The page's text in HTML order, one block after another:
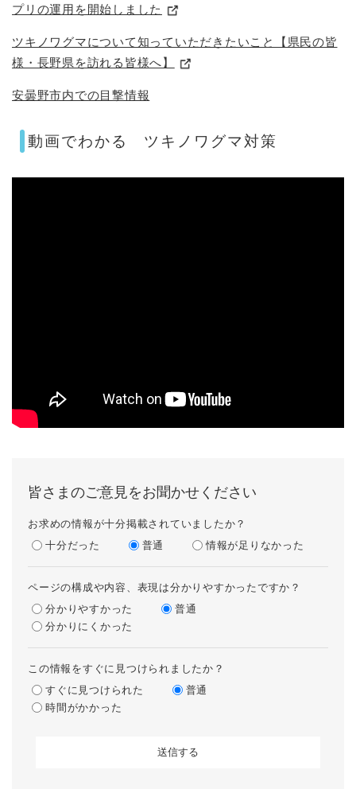
プリの運用を開始しました
ツキノワグマについて知っていただきたいこと【県民の皆
様・長野県を訪れる皆様へ】
安曇野市内での目撃情報
動画でわかる ツキノワグマ対策
皆さまのご意見をお聞かせください
お求めの情報が十分掲載されていましたか？
十分だった
普通 情報が足りなかった
ページの構成や内容、表現は分かりやすかったですか？
分かりやすかった
普通
分かりにくかった
この情報をすぐに見つけられましたか？
すぐに見つけられた
普通
時間がかかった